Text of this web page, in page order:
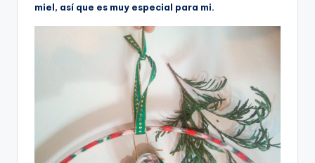
miel, así que es muy especial para mi.